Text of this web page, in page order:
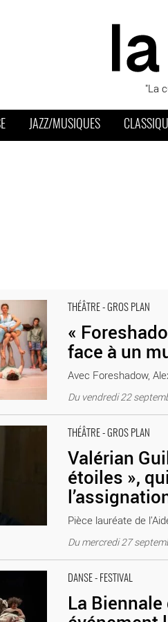
"La
JAZZ/MUSIQUES
THÉÂTRE - GROS PLAN
«
face à un
Avec Foreshadow,
Du vendredi 22
face à un mur -
THÉÂTRE - GROS PLAN
Valérian
étoiles »,
Pièce lauréate de
Du mercredi 27
dans les étoiles », qui explore
DANSE - FESTIVAL
La Biennale
un événement luxuriant - Critique